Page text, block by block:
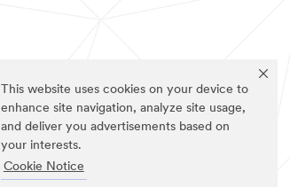
This website uses cookies on your device to
enhance site navigation, analyze site usage,
and deliver you advertisements based on
your interests.
Cookie Notice